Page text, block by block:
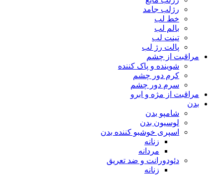
رژلب جامد
خط لب
بالم لب
تینت لب
پالت رژ لب
مراقبت از چشم
شوینده و پاک کننده
کرم دور چشم
سرم دور چشم
مراقبت از مژه و ابرو
بدن
شامپو بدن
لوسیون بدن
اسپری خوشبو کننده بدن
زنانه
مردانه
دئودورانت و ضد تعریق
زنانه